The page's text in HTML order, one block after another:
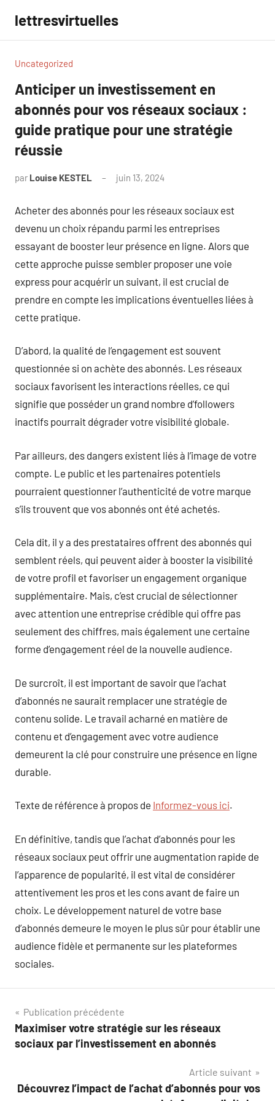
contenu
lettresvirtuelles
Uncategorized
Anticiper un investissement en
abonnés pour vos réseaux sociaux :
guide pratique pour une stratégie
réussie
par Louise KESTEL juin 13, 2024
Acheter des abonnés pour les réseaux sociaux est
devenu un choix répandu parmi les entreprises
essayant de booster leur présence en ligne. Alors que
cette approche puisse sembler proposer une voie
express pour acquérir un suivant, il est crucial de
prendre en compte les implications éventuelles liées à
cette pratique.
D’abord, la qualité de l’engagement est souvent
questionnée si on achète des abonnés. Les réseaux
sociaux favorisent les interactions réelles, ce qui
signifie que posséder un grand nombre d’followers
inactifs pourrait dégrader votre visibilité globale.
Par ailleurs, des dangers existent liés à l’image de votre
compte. Le public et les partenaires potentiels
pourraient questionner l’authenticité de votre marque
s’ils trouvent que vos abonnés ont été achetés.
Cela dit, il y a des prestataires offrent des abonnés qui
semblent réels, qui peuvent aider à booster la visibilité
de votre profil et favoriser un engagement organique
supplémentaire. Mais, c’est crucial de sélectionner
avec attention une entreprise crédible qui offre pas
seulement des chiffres, mais également une certaine
forme d’engagement réel de la nouvelle audience.
De surcroît, il est important de savoir que l’achat
d’abonnés ne saurait remplacer une stratégie de
contenu solide. Le travail acharné en matière de
contenu et d’engagement avec votre audience
demeurent la clé pour construire une présence en ligne
durable.
Texte de référence à propos de Informez-vous ici.
En définitive, tandis que l’achat d’abonnés pour les
réseaux sociaux peut offrir une augmentation rapide de
l’apparence de popularité, il est vital de considérer
attentivement les pros et les cons avant de faire un
choix. Le développement naturel de votre base
d’abonnés demeure le moyen le plus sûr pour établir une
audience fidèle et permanente sur les plateformes
sociales.
Navigation
de
Publication précédente
Maximiser votre stratégie sur les réseaux
sociaux par l’investissement en abonnés
Article suivant
Découvrez l’impact de l’achat d’abonnés pour vos